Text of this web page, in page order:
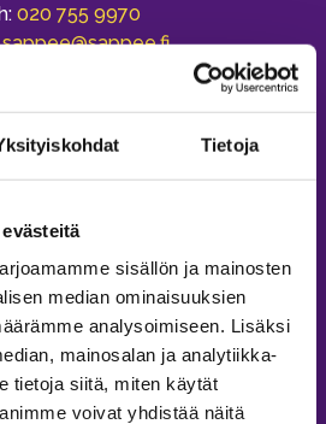
Tietoja
sisällön ja mainosten
median ominaisuuksien
analysoimiseen. Lisäksi
mainosalan ja analytiikka-
tietoja siitä, miten käytät
voivat yhdistää näitä
020 755 9970
sappee@sappee.fi